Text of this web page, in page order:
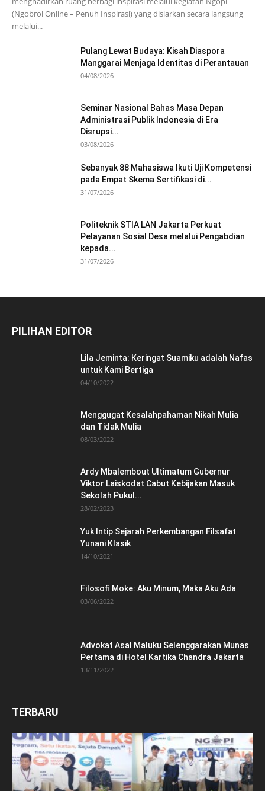
(Ngobrol Online – Penuh Inspirasi) yang disiarkan secara langsung
melalui...
Pulang Lewat Budaya: Kisah Diaspora
Manggarai Menjaga Identitas di Perantauan
04/08/2026
Seminar Nasional Bahas Masa Depan
Administrasi Publik Indonesia di Era
Disrupsi...
03/08/2026
Sebanyak 88 Mahasiswa Ikuti Uji Kompetensi
pada Empat Skema Sertifikasi di...
31/07/2026
Politeknik STIA LAN Jakarta Perkuat
Pelayanan Sosial Desa melalui Pengabdian
kepada...
31/07/2026
PILIHAN EDITOR
Lila Jeminta: Keringat Suamiku adalah Nafas
untuk Kami Bertiga
04/10/2022
Menggugat Kesalahpahaman Nikah Mulia
dan Tidak Mulia
08/03/2022
Ardy Mbalembout Ultimatum Gubernur
Viktor Laiskodat Cabut Kebijakan Masuk
Sekolah Pukul...
28/02/2023
Yuk Intip Sejarah Perkembangan Filsafat
Yunani Klasik
14/10/2021
Filosofi Moke: Aku Minum, Maka Aku Ada
03/06/2022
Advokat Asal Maluku Selenggarakan Munas
Pertama di Hotel Kartika Chandra Jakarta
13/11/2022
TERBARU